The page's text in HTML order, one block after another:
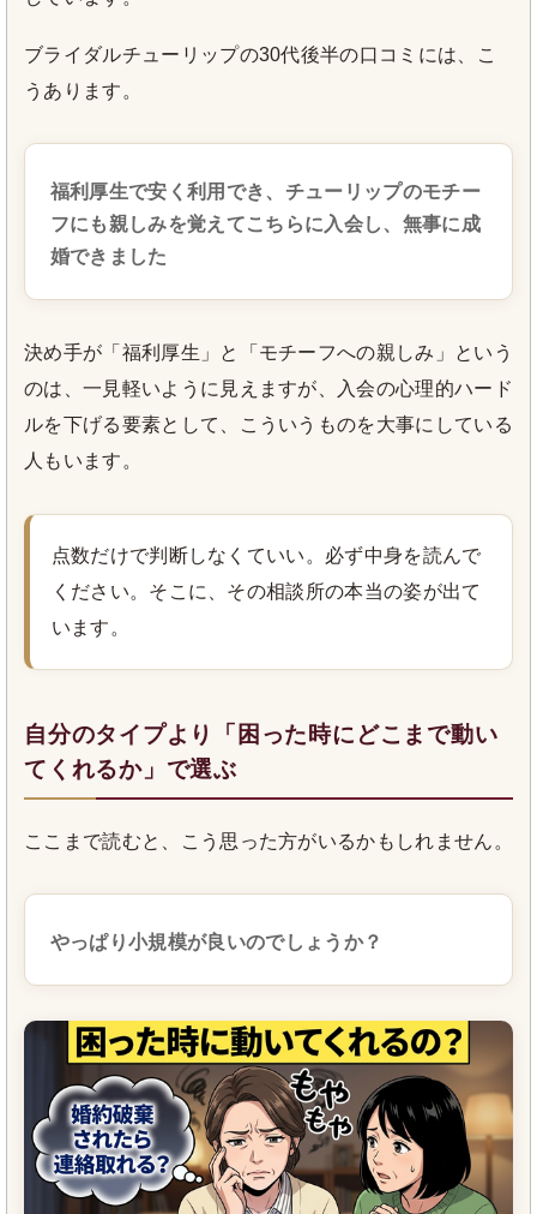
ブライダルチューリップの30代後半の口コミには、こ
うあります。
福利厚生で安く利用でき、チューリップのモチー
フにも親しみを覚えてこちらに入会し、無事に成
婚できました
決め手が「福利厚生」と「モチーフへの親しみ」という
のは、一見軽いように見えますが、入会の心理的ハード
ルを下げる要素として、こういうものを大事にしている
人もいます。
点数だけで判断しなくていい。必ず中身を読んで
ください。そこに、その相談所の本当の姿が出て
います。
自分のタイプより「困った時にどこまで動い
てくれるか」で選ぶ
ここまで読むと、こう思った方がいるかもしれません。
やっぱり小規模が良いのでしょうか？